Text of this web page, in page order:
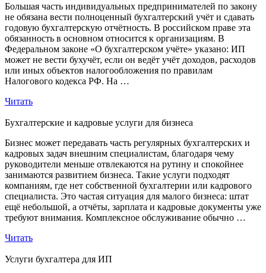
Большая часть индивидуальных предпринимателей по закону
не обязана вести полноценный бухгалтерский учёт и сдавать
годовую бухгалтерскую отчётность. В российском праве эта
обязанность в основном относится к организациям. В
Федеральном законе «О бухгалтерском учёте» указано: ИП
может не вести бухучёт, если он ведёт учёт доходов, расходов
или иных объектов налогообложения по правилам
Налогового кодекса РФ. На …
Читать
Бухгалтерские и кадровые услуги для бизнеса
Бизнес может передавать часть регулярных бухгалтерских и
кадровых задач внешним специалистам, благодаря чему
руководители меньше отвлекаются на рутину и спокойнее
занимаются развитием бизнеса. Такие услуги подходят
компаниям, где нет собственной бухгалтерии или кадрового
специалиста. Это частая ситуация для малого бизнеса: штат
ещё небольшой, а отчёты, зарплата и кадровые документы уже
требуют внимания. Комплексное обслуживание обычно …
Читать
Услуги бухгалтера для ИП